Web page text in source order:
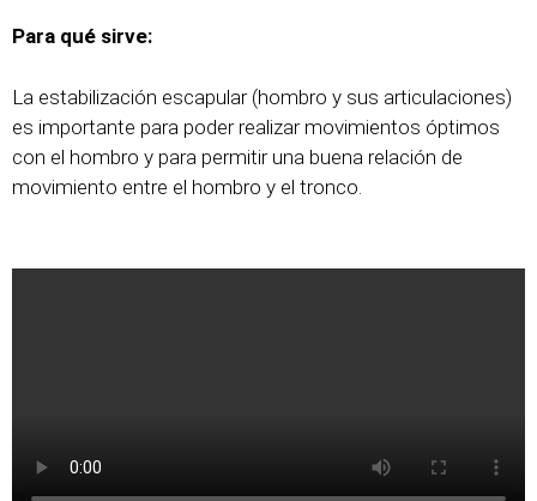
Para qué sirve:
La estabilización escapular (hombro y sus articulaciones)
es importante para poder realizar movimientos óptimos
con el hombro y para permitir una buena relación de
movimiento entre el hombro y el tronco.